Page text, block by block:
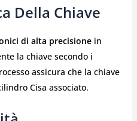
Della Chiave
di alta precisionein
la chiave secondo i
assicura che la chiave
Cisa associato.